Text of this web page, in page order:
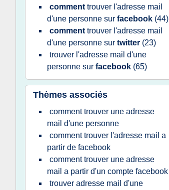
comment trouver l'adresse mail
d'une personne sur facebook (44)
comment trouver l'adresse mail
d'une personne sur twitter (23)
trouver l'adresse mail d'une
personne sur facebook (65)
Thèmes associés
comment trouver une adresse
mail d'une personne
comment trouver l'adresse mail a
partir de facebook
comment trouver une adresse
mail a partir d'un compte facebook
trouver adresse mail d'une